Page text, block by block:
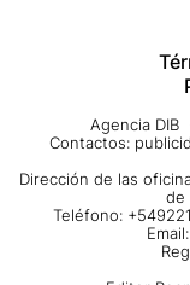
Agencia DIB
Contactos:
Dirección de las
de
Teléfono:
Email: